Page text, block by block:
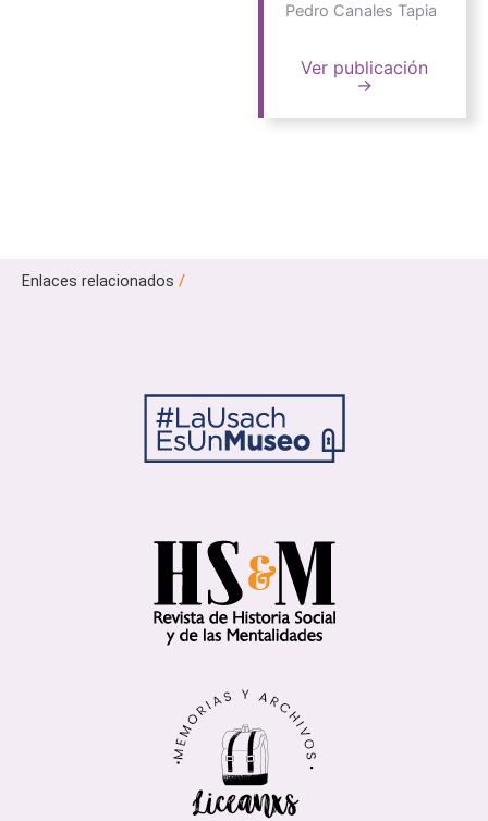
Pedro Canales Tapia
Ver publicación
→
Enlaces relacionados /